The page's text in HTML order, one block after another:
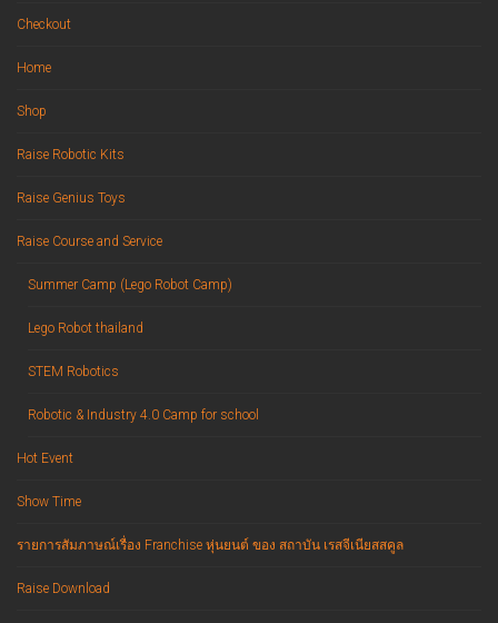
Checkout
Home
Shop
Raise Robotic Kits
Raise Genius Toys
Raise Course and Service
Summer Camp (Lego Robot Camp)
Lego Robot thailand
STEM Robotics
Robotic & Industry 4.0 Camp for school
Hot Event
Show Time
รายการสัมภาษณ์เรื่อง Franchise หุ่นยนต์ ของ สถาบัน เรสจีเนียสสคูล
Raise Download